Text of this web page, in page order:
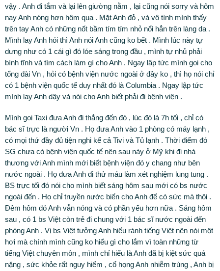
vậy . Anh đi tắm và lại lên giường nằm , lại cũng nói sorry và hôm
nay Anh nóng hơn hôm qua . Mặt Anh đỏ , và vô tình mình thấy
trên tay Anh có những nốt bầm tím tím nhỏ nổi hẳn trên làng da .
Mình lay Anh hỏi thì Anh nói Anh cũng ko bết . Mình lúc này tự
dưng như có 1 cái gì đó lóe sáng trong đầu , mình tự nhủ phải
bình tĩnh và tìm cách làm gì cho Anh . Ngay lập tức mình gọi cho
tổng đài Vn , hỏi có bệnh viện nước ngoài ở đây ko , thì họ nói chỉ
có 1 bệnh viện quốc tế duy nhất đó là Columbia . Ngay lập tức
mình lay Anh dậy và nói cho Anh biết phải đi bệnh viện .
Mình gọi Taxi đưa Anh đi thẳng đến đó , lúc đó là 7h tối , chỉ có
bác sĩ trực là người Vn . Họ đưa Anh vào 1 phòng có máy lạnh ,
có mọi thứ đầy đủ tiện nghi kể cả Tivi và Tủ lạnh . Thời điểm đó
SG chưa có bệnh viện quốc tế nên sau này ở Mỹ khi đi nhà
thương với Anh mình mới biết bệnh viện đó y chang như bên
nước ngoài . Họ đưa Anh đi thử máu làm xét nghiệm lung tung .
BS trực tối đó nói cho mình biết sáng hôm sau mới có bs nước
ngoài đến . Họ chỉ truyền nước biển cho Anh để có sức mà thôi .
Đêm hôm đó Anh vẫn nóng và có phần yếu hơn nữa . Sáng hôm
sau , có 1 bs Việt còn trẻ đi chung với 1 bác sĩ nước ngoài đến
phòng Anh . Vị bs Việt tưởng Anh hiểu rành tiếng Việt nên nói một
hơi mà chính mình cũng ko hiểu gì cho lắm vì toàn những từ
tiếng Việt chuyên môn , mình chỉ hiểu là Anh đã bị kiệt sức quá
nặng , sức khỏe rất nguy hiểm , cổ họng Anh nhiễm trùng , Anh bị